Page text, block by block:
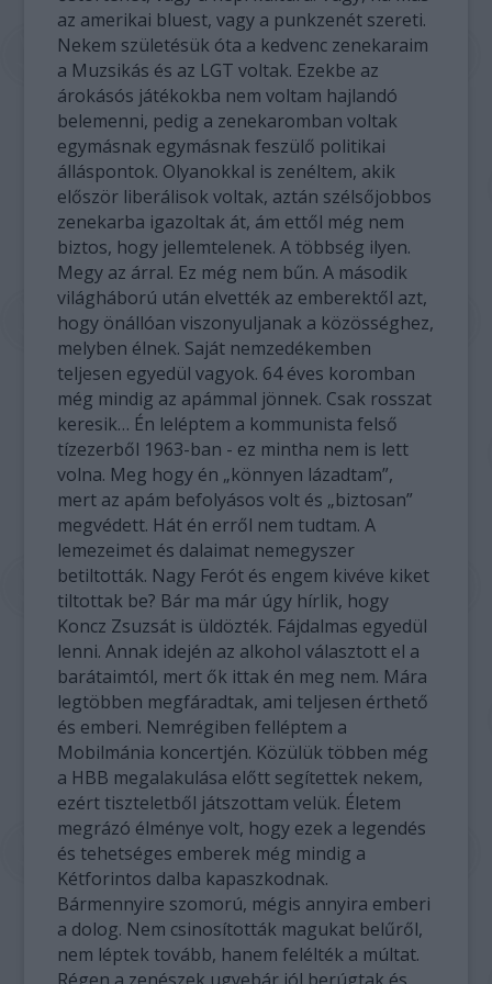
az amerikai bluest, vagy a punkzenét szereti.
Nekem születésük óta a kedvenc zenekaraim
a Muzsikás és az LGT voltak. Ezekbe az
árokásós játékokba nem voltam hajlandó
belemenni, pedig a zenekaromban voltak
egymásnak egymásnak feszülő politikai
álláspontok. Olyanokkal is zenéltem, akik
először liberálisok voltak, aztán szélsőjobbos
zenekarba igazoltak át, ám ettől még nem
biztos, hogy jellemtelenek. A többség ilyen.
Megy az árral. Ez még nem bűn. A második
világháború után elvették az emberektől azt,
hogy önállóan viszonyuljanak a közösséghez,
melyben élnek. Saját nemzedékemben
teljesen egyedül vagyok. 64 éves koromban
még mindig az apámmal jönnek. Csak rosszat
keresik… Én leléptem a kommunista felső
tízezerből 1963-ban - ez mintha nem is lett
volna. Meg hogy én „könnyen lázadtam”,
mert az apám befolyásos volt és „biztosan”
megvédett. Hát én erről nem tudtam. A
lemezeimet és dalaimat nemegyszer
betiltották. Nagy Ferót és engem kivéve kiket
tiltottak be? Bár ma már úgy hírlik, hogy
Koncz Zsuzsát is üldözték. Fájdalmas egyedül
lenni. Annak idején az alkohol választott el a
barátaimtól, mert ők ittak én meg nem. Mára
legtöbben megfáradtak, ami teljesen érthető
és emberi. Nemrégiben felléptem a
Mobilmánia koncertjén. Közülük többen még
a HBB megalakulása előtt segítettek nekem,
ezért tiszteletből játszottam velük. Életem
megrázó élménye volt, hogy ezek a legendés
és tehetséges emberek még mindig a
Kétforintos dalba kapaszkodnak.
Bármennyire szomorú, mégis annyira emberi
a dolog. Nem csinosították magukat belűről,
nem léptek tovább, hanem felélték a múltat.